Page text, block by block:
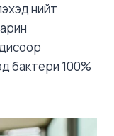
нийт
бактери 100%